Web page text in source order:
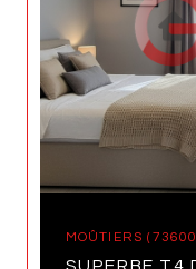
MOÛTIERS
SUPERBE T4